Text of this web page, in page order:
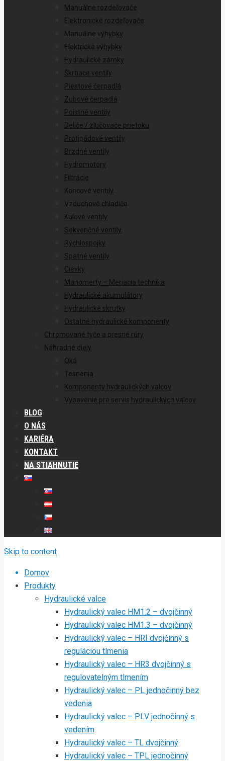
Manuálne rozdeľovače
Elektronické rozdeľovače
Manuálne výhybky
Elektrické výhybky
Hydraulické zámky
Škrtiace ventily
Piestové čerpadlá
Zubové čerpadlá
Poistné ventily
Deliče / zlučovače prietoku
Protipádové ventily
Brzdné ventily
Hydromotory
Filtrácie
Koncové ventily
Vzduchové chladiče
Kulové ventily
Sekvenčné ventily
Rýchlospojky
Spätné ventily
Cievky
Manomerty – Meriacia technika
Hydraulické akumulátory
Hydraulické skrutky
Ostatné hydraulické komponenty
Chromované tyče a presné rúry
Náhradné diely
Oká
Tesnenia
Komponenty hydraulických valcov
Vybavenie pre servis hydraulických valcov
BLOG
O NÁS
KARIÉRA
KONTAKT
NA STIAHNUTIE
Skip to content
Domov
Produkty
Hydraulické valce
Hydraulický valec HM1.2 – dvojčinný
Hydraulický valec HM1.3 – dvojčinný
Hydraulický valec – HRI dvojčinný s
reguláciou tlmenia
Hydraulický valec – HR3 dvojčinný s
regulovatelným tlmením
Hydraulický valec – PL jednočinný bez
vedenia
Hydraulický valec – PLV jednočinný s
vedením
Hydraulický valec – TL dvojčinný
Hydraulický valec – TPL jednočinný